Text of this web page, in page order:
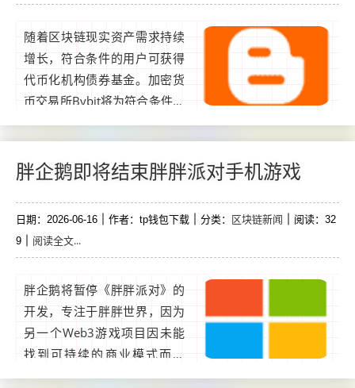
随着区块链现实资产需求持续
增长，符合条件的用户可获得
代币化机构债券基金。加密货
币交易所Bybit将为符合条件的
客户提供由PIMCO和招商银行
国际管理的代币化债券基金，
并通过与Plume和DigiFT的合
进攻。...
胖企鹅即将结束胖胖派对手机游戏
日期：2026-06-16 作者：tp钱包下载 分类： 区块链新闻
阅读：32
9
阅读全文...
胖企鹅将暂停《胖胖派对》的
开发，专注于胖胖世界，因为
另一个Web3游戏项目因未能
找到可持续的商业模式而关
闭。非同质化代币（NFT）项